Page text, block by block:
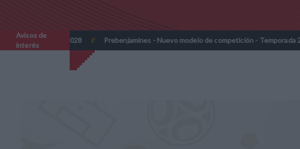
Avisos de
interés
y 2027-2028 Prebenjamines - Nuevo modelo de competición - Temporada 2026-2027